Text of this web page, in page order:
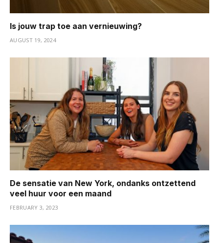
Is jouw trap toe aan vernieuwing?
AUGUST 19, 2024
De sensatie van New York, ondanks ontzettend
veel huur voor een maand
FEBRUARY 3, 2023